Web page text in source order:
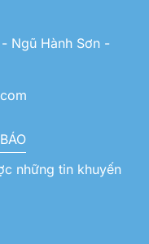
Ngũ Hành Sơn -
những tin khuyến